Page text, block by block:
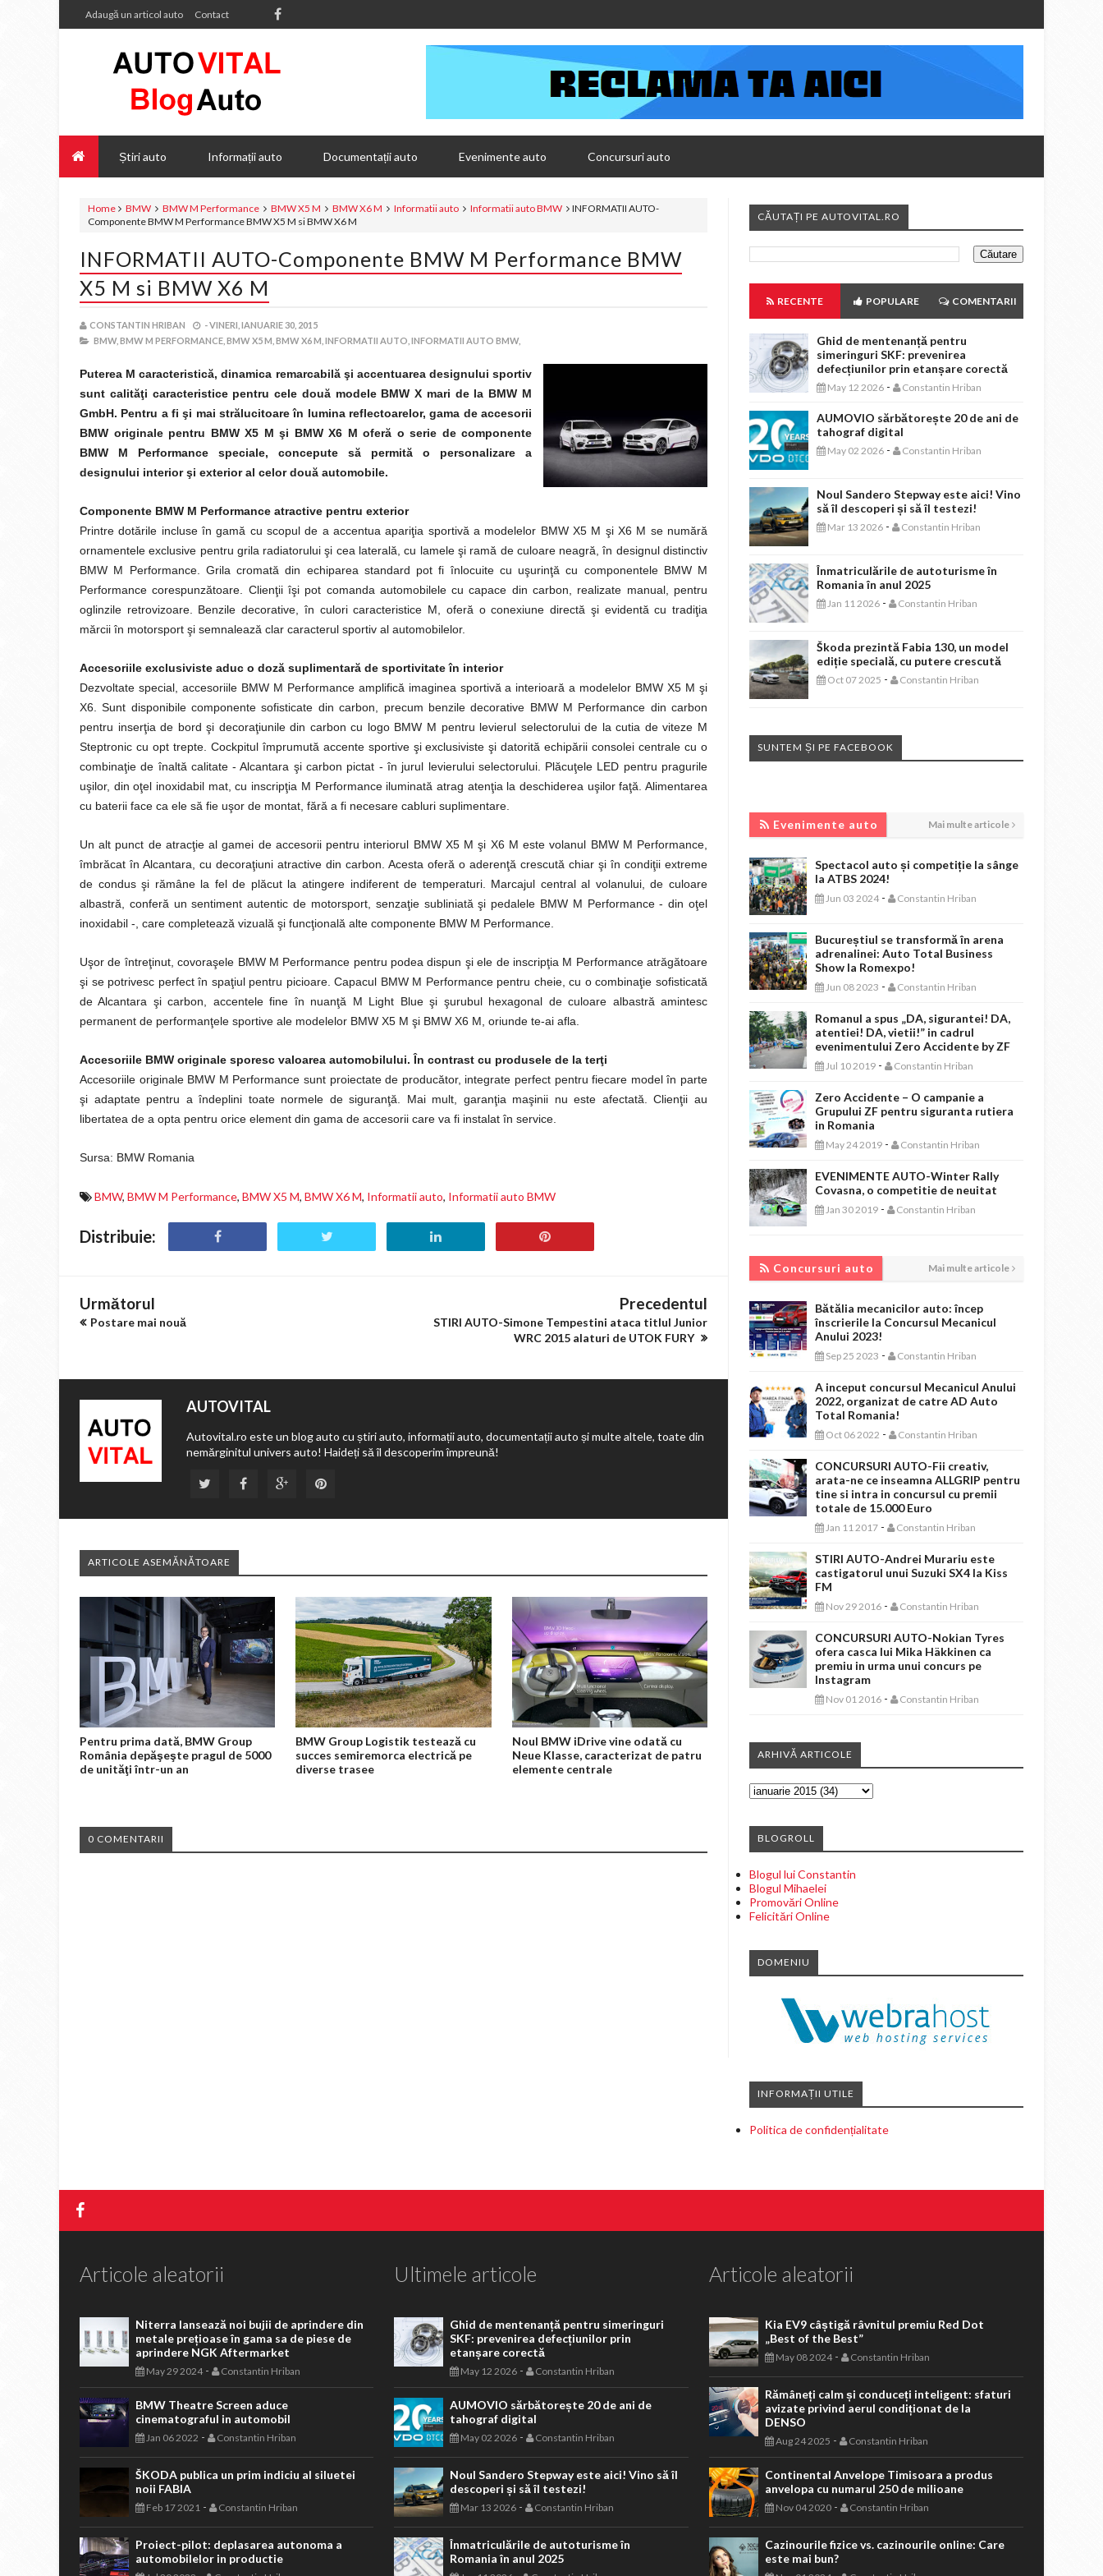
Adaugă un articol auto Contact
Știri auto Informații auto Documentații auto Evenimente auto Concursuri auto
Home BMW BMW M Performance BMW X5 M BMW X6 M Informatii auto Informatii auto BMW
INFORMATII AUTO-
Componente BMW M Performance BMW X5 M si BMW X6 M
INFORMATII AUTO-Componente BMW M Performance BMW
X5 M si BMW X6 M
CONSTANTIN HRIBAN -VINERI, IANUARIE 30, 2015
BMW, BMW M PERFORMANCE, BMW X5 M, BMW X6 M, INFORMATII AUTO, INFORMATII AUTO BMW,
Puterea M caracteristică, dinamica remarcabilă şi accentuarea designului sportiv
sunt calităţi caracteristice pentru cele două modele BMW X mari de la BMW M
GmbH. Pentru a fi şi mai strălucitoare în lumina reflectoarelor, gama de accesorii
BMW originale pentru BMW X5 M şi BMW X6 M oferă o serie de componente
BMW M Performance speciale, concepute să permită o personalizare a
designului interior şi exterior al celor două automobile.
Componente BMW M Performance atractive pentru exterior
Printre dotările incluse în gamă cu scopul de a accentua apariţia sportivă a modelelor BMW X5 M şi X6 M se numără
ornamentele exclusive pentru grila radiatorului şi cea laterală, cu lamele şi ramă de culoare neagră, în designul distinctiv
BMW M Performance. Grila cromată din echiparea standard pot fi înlocuite cu uşurinţă cu componentele BMW M
Performance corespunzătoare. Clienţii îşi pot comanda automobilele cu capace din carbon, realizate manual, pentru
oglinzile retrovizoare. Benzile decorative, în culori caracteristice M, oferă o conexiune directă şi evidentă cu tradiţia
mărcii în motorsport şi semnalează clar caracterul sportiv al automobilelor.
Accesoriile exclusiviste aduc o doză suplimentară de sportivitate în interior
Dezvoltate special, accesoriile BMW M Performance amplifică imaginea sportivă a interioară a modelelor BMW X5 M şi
X6. Sunt disponibile componente sofisticate din carbon, precum benzile decorative BMW M Performance din carbon
pentru inserţia de bord şi decoraţiunile din carbon cu logo BMW M pentru levierul selectorului de la cutia de viteze M
Steptronic cu opt trepte. Cockpitul împrumută accente sportive şi exclusiviste şi datorită echipării consolei centrale cu o
combinaţie de înaltă calitate - Alcantara şi carbon pictat - în jurul levierului selectorului. Plăcuţele LED pentru pragurile
uşilor, din oţel inoxidabil mat, cu inscripţia M Performance iluminată atrag atenţia la deschiderea uşilor faţă. Alimentarea
cu baterii face ca ele să fie uşor de montat, fără a fi necesare cabluri suplimentare.
Un alt punct de atracţie al gamei de accesorii pentru interiorul BMW X5 M şi X6 M este volanul BMW M Performance,
îmbrăcat în Alcantara, cu decoraţiuni atractive din carbon. Acesta oferă o aderenţă crescută chiar şi în condiţii extreme
de condus şi rămâne la fel de plăcut la atingere indiferent de temperaturi. Marcajul central al volanului, de culoare
albastră, conferă un sentiment autentic de motorsport, senzaţie subliniată şi pedalele BMW M Performance - din oţel
inoxidabil -, care completează vizuală şi funcţională alte componente BMW M Performance.
Uşor de întreţinut, covoraşele BMW M Performance pentru podea dispun şi ele de inscripţia M Performance atrăgătoare
şi se potrivesc perfect în spaţiul pentru picioare. Capacul BMW M Performance pentru cheie, cu o combinaţie sofisticată
de Alcantara şi carbon, accentele fine în nuanţă M Light Blue şi şurubul hexagonal de culoare albastră amintesc
permanent de performanţele sportive ale modelelor BMW X5 M şi BMW X6 M, oriunde te-ai afla.
Accesoriile BMW originale sporesc valoarea automobilului. În contrast cu produsele de la terţi
Accesoriile originale BMW M Performance sunt proiectate de producător, integrate perfect pentru fiecare model în parte
şi adaptate pentru a îndeplini toate normele de siguranţă. Mai mult, garanţia maşinii nu este afectată. Clienţii au
libertatea de a opta pentru orice element din gama de accesorii care va fi instalat în service.
Sursa: BMW Romania
BMW, BMW M Performance, BMW X5 M, BMW X6 M, Informatii auto, Informatii auto BMW
Distribuie:
Următorul
Postare mai nouă
Precedentul
STIRI AUTO-Simone Tempestini ataca titlul Junior
WRC 2015 alaturi de UTOK FURY
AUTOVITAL
Autovital.ro este un blog auto cu știri auto, informații auto, documentații auto și multe altele, toate din
nemărginitul univers auto! Haideți să îl descoperim împreună!
ARTICOLE ASEMĂNĂTOARE
Pentru prima dată, BMW Group
România depăşeşte pragul de 5000
de unităţi într-un an
BMW Group Logistik testează cu
succes semiremorca electrică pe
diverse trasee
Noul BMW iDrive vine odată cu
Neue Klasse, caracterizat de patru
elemente centrale
0 COMENTARII
CĂUTAȚI PE AUTOVITAL.RO
RECENTE POPULARE COMENTARII
Ghid de mentenanță pentru
simeringuri SKF: prevenirea
defecțiunilor prin etanșare corectă
May 12 2026 - Constantin Hriban
AUMOVIO sărbătorește 20 de ani de
tahograf digital
May 02 2026 - Constantin Hriban
Noul Sandero Stepway este aici! Vino
să îl descoperi și să îl testezi!
Mar 13 2026 - Constantin Hriban
Înmatriculările de autoturisme în
Romania în anul 2025
Jan 11 2026 - Constantin Hriban
Škoda prezintă Fabia 130, un model
ediție specială, cu putere crescută
Oct 07 2025 - Constantin Hriban
SUNTEM ȘI PE FACEBOOK
Evenimente auto Mai multe articole
Spectacol auto și competiție la sânge
la ATBS 2024!
Jun 03 2024 - Constantin Hriban
Bucureștiul se transformă în arena
adrenalinei: Auto Total Business
Show la Romexpo!
Jun 08 2023 - Constantin Hriban
Romanul a spus „DA, sigurantei! DA,
atentiei! DA, vietii!” in cadrul
evenimentului Zero Accidente by ZF
Jul 10 2019 - Constantin Hriban
Zero Accidente – O campanie a
Grupului ZF pentru siguranta rutiera
in Romania
May 24 2019 - Constantin Hriban
EVENIMENTE AUTO-Winter Rally
Covasna, o competitie de neuitat
Jan 30 2019 - Constantin Hriban
Concursuri auto Mai multe articole
Bătălia mecanicilor auto: încep
înscrierile la Concursul Mecanicul
Anului 2023!
Sep 25 2023 - Constantin Hriban
A inceput concursul Mecanicul Anului
2022, organizat de catre AD Auto
Total Romania!
Oct 06 2022 - Constantin Hriban
CONCURSURI AUTO-Fii creativ,
arata-ne ce inseamna ALLGRIP pentru
tine si intra in concursul cu premii
totale de 15.000 Euro
Jan 11 2017 - Constantin Hriban
STIRI AUTO-Andrei Murariu este
castigatorul unui Suzuki SX4 la Kiss
FM
Nov 29 2016 - Constantin Hriban
CONCURSURI AUTO-Nokian Tyres
ofera casca lui Mika Häkkinen ca
premiu in urma unui concurs pe
Instagram
Nov 01 2016 - Constantin Hriban
ARHIVĂ ARTICOLE
BLOGROLL
Blogul lui Constantin
Blogul Mihaelei
Promovări Online
Felicitări Online
DOMENIU
INFORMAȚII UTILE
Politica de confidențialitate
Articole aleatorii
Niterra lansează noi bujii de aprindere din
metale prețioase în gama sa de piese de
aprindere NGK Aftermarket
May 29 2024- Constantin Hriban
BMW Theatre Screen aduce
cinematograful in automobil
Jan 06 2022 - Constantin Hriban
ŠKODA publica un prim indiciu al siluetei
noii FABIA
Feb 17 2021 - Constantin Hriban
Proiect-pilot: deplasarea autonoma a
automobilelor in productie
Ultimele articole
Ghid de mentenanță pentru simeringuri
SKF: prevenirea defecțiunilor prin
etanșare corectă
May 12 2026 - Constantin Hriban
AUMOVIO sărbătorește 20 de ani de
tahograf digital
May 02 2026 - Constantin Hriban
Noul Sandero Stepway este aici! Vino să îl
descoperi și să îl testezi!
Mar 13 2026 - Constantin Hriban
Înmatriculările de autoturisme în
Romania în anul 2025
Articole aleatorii
Kia EV9 câștigă râvnitul premiu Red Dot
„Best of the Best”
May 08 2024- Constantin Hriban
Rămâneți calm și conduceți inteligent: sfaturi
avizate privind aerul condiționat de la
DENSO
Aug 24 2025 - Constantin Hriban
Continental Anvelope Timisoara a produs
anvelopa cu numarul 250 de milioane
Nov 04 2020- Constantin Hriban
Cazinourile fizice vs. cazinourile online: Care
este mai bun?